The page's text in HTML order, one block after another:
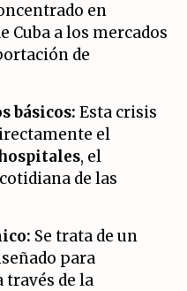
por un Frente Común
Imperialismo y la Guerra.
en
Cuba a los mercados
de
básicos: Esta crisis
el
, el
de las
Se trata de un
para
de la